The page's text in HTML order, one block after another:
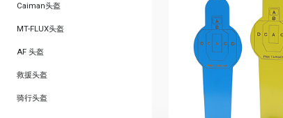
Caiman头盔
MT-FLUX头盔
AF 头盔
救援头盔
骑行头盔